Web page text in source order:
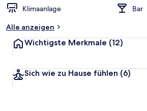
Klimaanlage
Bar
Alle anzeigen
Wichtigste Merkmale (12)
Sich wie zu Hause fühlen (6)